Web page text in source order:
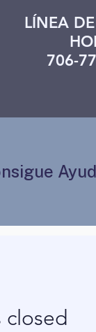
LÍNEA
706-
closed